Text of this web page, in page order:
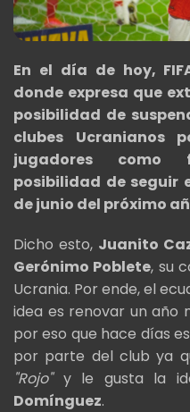
En el día de hoy,
donde expresa que
posibilidad de
clubes Ucranianos
jugadores como
posibilidad de seguir
de junio del próximo
Dicho esto, Juanito
Gerónimo Poblete, su
Ucrania. Por ende, el
idea es renovar un año
por eso que hace días
por parte del club ya
"Rojo"y le gusta la
Domínguez.